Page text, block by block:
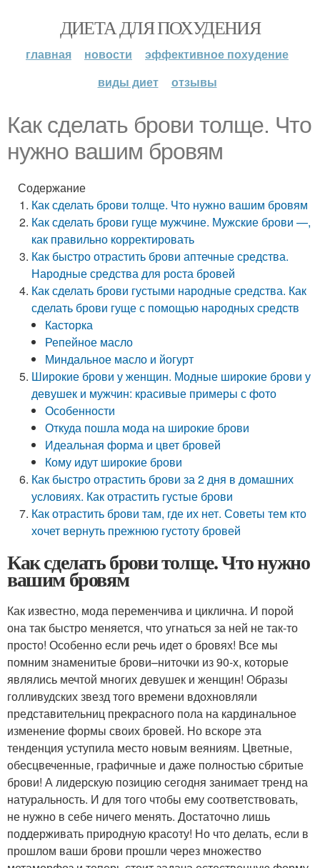
ДИЕТА ДЛЯ ПОХУДЕНИЯ
главная новости
эффективное похудение
виды диет
отзывы
Как сделать брови толще. Что
нужно вашим бровям
Содержание
Как сделать брови толще. Что нужно вашим бровям
Как сделать брови гуще мужчине. Мужские брови —,
как правильно корректировать
Как быстро отрастить брови аптечные средства.
Народные средства для роста бровей
Как сделать брови густыми народные средства. Как
сделать брови гуще с помощью народных средств
Касторка
Репейное масло
Миндальное масло и йогурт
Широкие брови у женщин. Модные широкие брови у
девушек и мужчин: красивые примеры с фото
Особенности
Откуда пошла мода на широкие брови
Идеальная форма и цвет бровей
Кому идут широкие брови
Как быстро отрастить брови за 2 дня в домашних
условиях. Как отрастить густые брови
Как отрастить брови там, где их нет. Советы тем кто
хочет вернуть прежнюю густоту бровей
Как сделать брови толще. Что нужно
вашим бровям
Как известно, мода переменчива и циклична. И порой
она так быстро меняется, что угнаться за ней не так-то
просто! Особенно если речь идет о бровях! Все мы
помним знаменитые брови–ниточки из 90-х, которые
являлись мечтой многих девушек и женщин! Образы
голливудских звезд того времени вдохновляли
представительниц прекрасного пола на кардинальное
изменение формы своих бровей. Но вскоре эта
тенденция уступила место новым веяниям. Цветные,
обесцвеченные, графичные и даже полностью сбритые
брови! А лидерскую позицию сегодня занимает тренд на
натуральность. И для того чтобы ему соответствовать,
не нужно в себе ничего менять. Достаточно лишь
поддерживать природную красоту! Но что делать, если в
прошлом ваши брови прошли через множество